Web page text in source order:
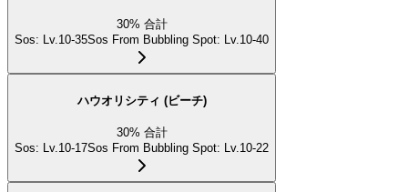
30% 合計
Sos: Lv.10-35Sos From Bubbling Spot: Lv.10-40
ハウオリシティ (ビーチ)
30% 合計
Sos: Lv.10-17Sos From Bubbling Spot: Lv.10-22